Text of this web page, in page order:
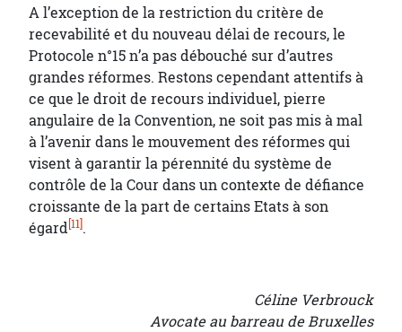
A l’exception de la restriction du critère de
recevabilité et du nouveau délai de recours, le
Protocole n°15 n’a pas débouché sur d’autres
grandes réformes. Restons cependant attentifs à
ce que le droit de recours individuel, pierre
angulaire de la Convention, ne soit pas mis à mal
à l’avenir dans le mouvement des réformes qui
visent à garantir la pérennité du système de
contrôle de la Cour dans un contexte de défiance
croissante de la part de certains Etats à son
égard[11].
Céline Verbrouck
Avocate au barreau de Bruxelles